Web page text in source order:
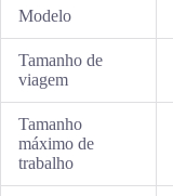
Modelo
Tamanho de
viagem
Tamanho
máximo de
trabalho